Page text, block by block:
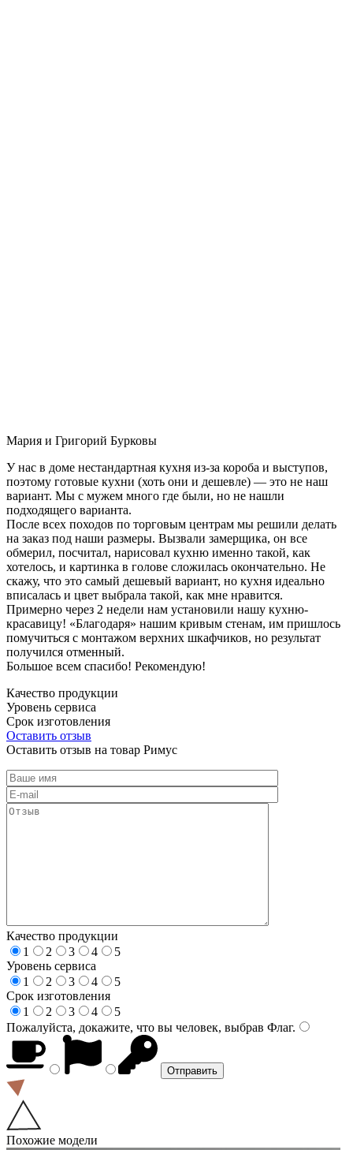
Мария и Григорий Бурковы
У нас в доме нестандартная кухня из-за короба и выступов,
поэтому готовые кухни (хоть они и дешевле) — это не наш
вариант. Мы с мужем много где были, но не нашли
подходящего варианта.
После всех походов по торговым центрам мы решили делать
на заказ под наши размеры. Вызвали замерщика, он все
обмерил, посчитал, нарисовал кухню именно такой, как
хотелось, и картинка в голове сложилась окончательно. Не
скажу, что это самый дешевый вариант, но кухня идеально
вписалась и цвет выбрала такой, как мне нравится.
Примерно через 2 недели нам установили нашу кухню-
красавицу! «Благодаря» нашим кривым стенам, им пришлось
помучиться с монтажом верхних шкафчиков, но результат
получился отменный.
Большое всем спасибо! Рекомендую!
Качество продукции
Уровень сервиса
Срок изготовления
Оставить отзыв
Оставить отзыв на товар Римус
Качество продукции
1
2 3 4
5
Уровень сервиса
1
2 3 4
5
Срок изготовления
1
2 3 4
5
Пожалуйста, докажите, что вы человек, выбрав Флаг.
Похожие модели